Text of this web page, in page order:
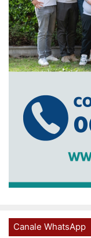
Canale WhatsApp